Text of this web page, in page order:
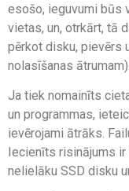
esošo, ieguvumi būs
vietas, un, otrkārt, tā
pērkot disku, pievērs
nolasīšanas ātrumam).
Ja tiek nomainīts
un programmas,
ievērojami ātrāks.
Iecienīts risinājums
nelielāku SSD disku